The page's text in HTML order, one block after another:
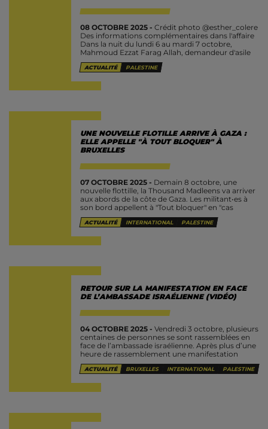
08 OCTOBRE 2025 - Crédit photo @esther_colere
Des informations complémentaires dans l'affaire
Dans la nuit du lundi 6 au mardi 7 octobre,
Mahmoud Ezzat Farag Allah, demandeur d'asile
palestinien, a mis fin à ses jours dans...
ACTUALITÉ PALESTINE
UNE NOUVELLE FLOTILLE ARRIVE À GAZA :
ELLE APPELLE "À TOUT BLOQUER" À
BRUXELLES
07 OCTOBRE 2025 - Demain 8 octobre, une
nouvelle flottille, la Thousand Madleens va arriver
aux abords de la côte de Gaza. Les militant•es à
son bord appellent à "Tout bloquer" en "cas
d'interception"...
ACTUALITÉ INTERNATIONAL PALESTINE
RETOUR SUR LA MANIFESTATION EN FACE
DE L’AMBASSADE ISRAÉLIENNE (VIDÉO)
04 OCTOBRE 2025 - Vendredi 3 octobre, plusieurs
centaines de personnes se sont rassemblées en
face de l’ambassade israélienne. Après plus d’une
heure de rassemblement une manifestation
sauvage est partie vers l’avenue Louise, où...
ACTUALITÉ BRUXELLES INTERNATIONAL PALESTINE